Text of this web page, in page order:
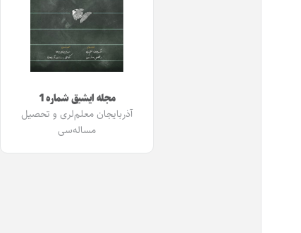
مجله ایشیق شماره 1
آذربایجان معلم‌لری و تحصیل
مساله‌سی